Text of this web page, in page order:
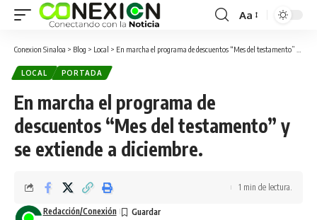
Aa
Conexion Sinaloa > Blog > Local > En marcha el programa de descuentos “Mes del testamento” y se extiende a diciembre.
LOCAL PORTADA
En marcha el programa de
descuentos “Mes del testamento” y
se extiende a diciembre.
Redacción/Conexión
1 min de lectura.